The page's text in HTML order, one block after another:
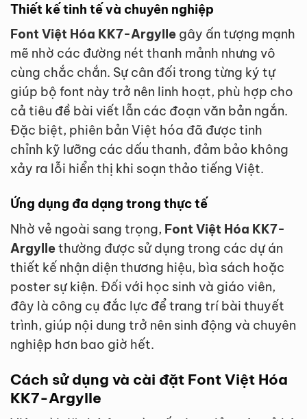
Thiết kế tinh tế và chuyên nghiệp
Font Việt Hóa KK7-Argylle gây ấn tượng mạnh
mẽ nhờ các đường nét thanh mảnh nhưng vô
cùng chắc chắn. Sự cân đối trong từng ký tự
giúp bộ font này trở nên linh hoạt, phù hợp cho
cả tiêu đề bài viết lẫn các đoạn văn bản ngắn.
Đặc biệt, phiên bản Việt hóa đã được tinh
chỉnh kỹ lưỡng các dấu thanh, đảm bảo không
xảy ra lỗi hiển thị khi soạn thảo tiếng Việt.
Ứng dụng đa dạng trong thực tế
Nhờ vẻ ngoài sang trọng, Font Việt Hóa KK7-
Argyllethường được sử dụng trong các dự án
thiết kế nhận diện thương hiệu, bìa sách hoặc
poster sự kiện. Đối với học sinh và giáo viên,
đây là công cụ đắc lực để trang trí bài thuyết
trình, giúp nội dung trở nên sinh động và chuyên
nghiệp hơn bao giờ hết.
Cách sử dụng và cài đặt Font Việt Hóa
KK7-Argylle